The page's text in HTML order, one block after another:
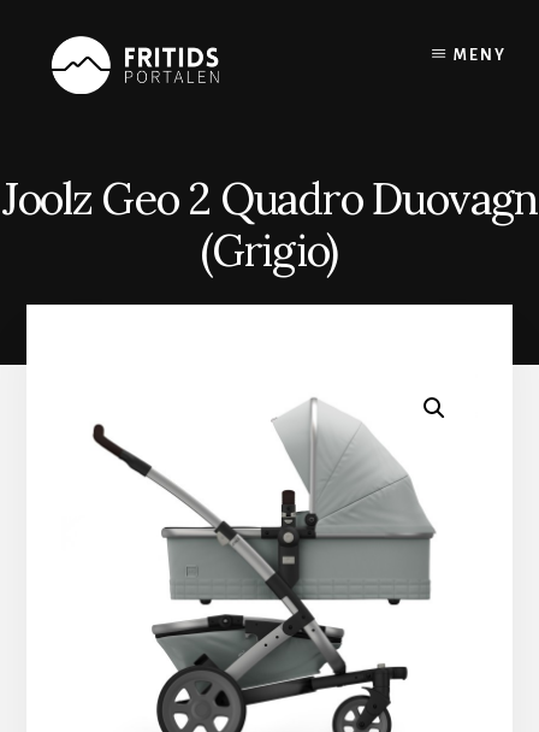
content
MENY
Joolz Geo 2 Quadro Duovagn
(Grigio)